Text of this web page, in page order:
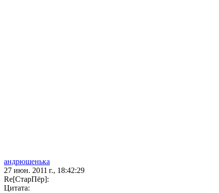
андрюшенька
27 июн. 2011 г., 18:42:29
Re[СтарПёр]:
Цитата: